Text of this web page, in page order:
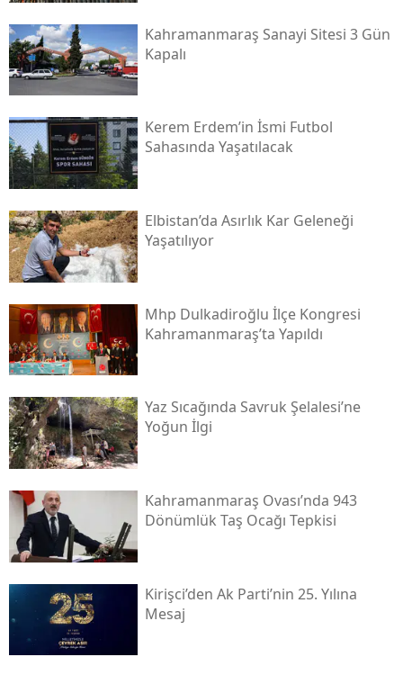
Kahramanmaraş Sanayi Sitesi 3 Gün
Kapalı
Kerem Erdem’in İsmi Futbol
Sahasında Yaşatılacak
Elbistan’da Asırlık Kar Geleneği
Yaşatılıyor
Mhp Dulkadiroğlu İlçe Kongresi
Kahramanmaraş’ta Yapıldı
Yaz Sıcağında Savruk Şelalesi’ne
Yoğun İlgi
Kahramanmaraş Ovası’nda 943
Dönümlük Taş Ocağı Tepkisi
Kirişci’den Ak Parti’nin 25. Yılına
Mesaj